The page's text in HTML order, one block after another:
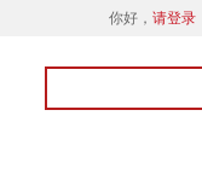
你好， 请登录